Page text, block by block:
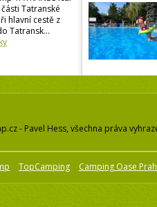
Tatranské
hlavní cestě z
Tatransk...
- Pavel Hess, všechna práva
TopCamping Camping Oase